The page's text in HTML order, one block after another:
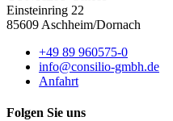
Einsteinring 22
85609 Aschheim/Dornach
+49 89 960575-0
info@consilio-gmbh.de
Anfahrt
Folgen Sie uns